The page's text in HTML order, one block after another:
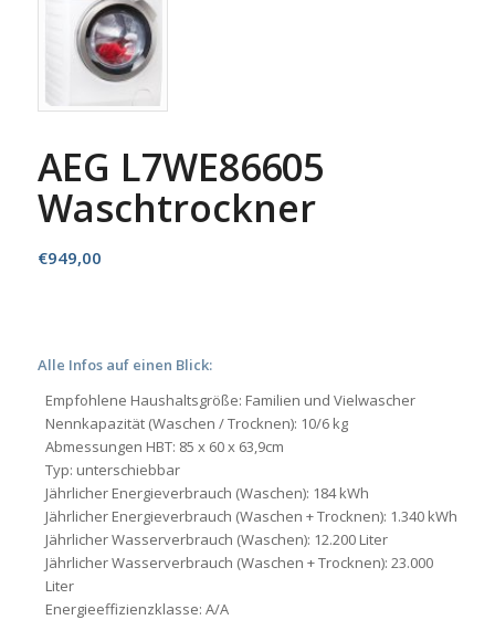
AEG L7WE86605
Waschtrockner
€949,00
Alle Infos auf einen Blick:
Empfohlene Haushaltsgröße: Familien und Vielwascher
Nennkapazität (Waschen / Trocknen): 10/6 kg
Abmessungen HBT: 85 x 60 x 63,9cm
Typ: unterschiebbar
Jährlicher Energieverbrauch (Waschen): 184 kWh
Jährlicher Energieverbrauch (Waschen + Trocknen): 1.340 kWh
Jährlicher Wasserverbrauch (Waschen): 12.200 Liter
Jährlicher Wasserverbrauch (Waschen + Trocknen): 23.000
Liter
Energieeffizienzklasse: A/A